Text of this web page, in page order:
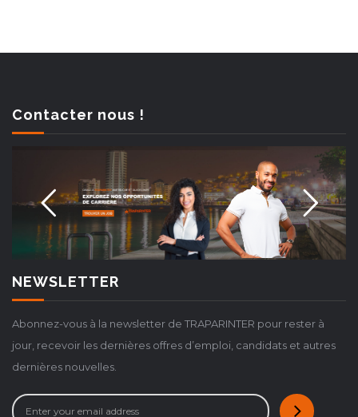
Contacter nous !
NEWSLETTER
Abonnez-vous à la newsletter de TRAPARINTER pour rester à
jour, recevoir les dernières offres d’emploi, candidats et autres
dernières nouvelles.